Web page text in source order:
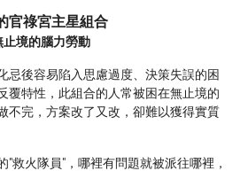
官祿宮主星組合
止境的腦力勞動
忌後容易陷入思慮過度、決策失誤的困
覆特性，此組合的人常被困在無止境的
不完，方案改了又改，卻難以獲得實質
"救火隊員"，哪裡有問題就被派往哪裡，